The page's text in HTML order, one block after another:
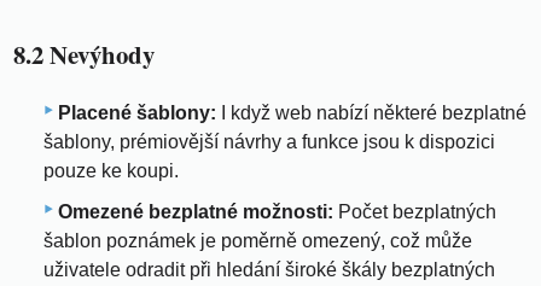
8.2 Nevýhody
Placené šablony: I když web nabízí některé bezplatné
šablony, prémiovější návrhy a funkce jsou k dispozici
pouze ke koupi.
Omezené bezplatné možnosti: Počet bezplatných
šablon poznámek je poměrně omezený, což může
uživatele odradit při hledání široké škály bezplatných